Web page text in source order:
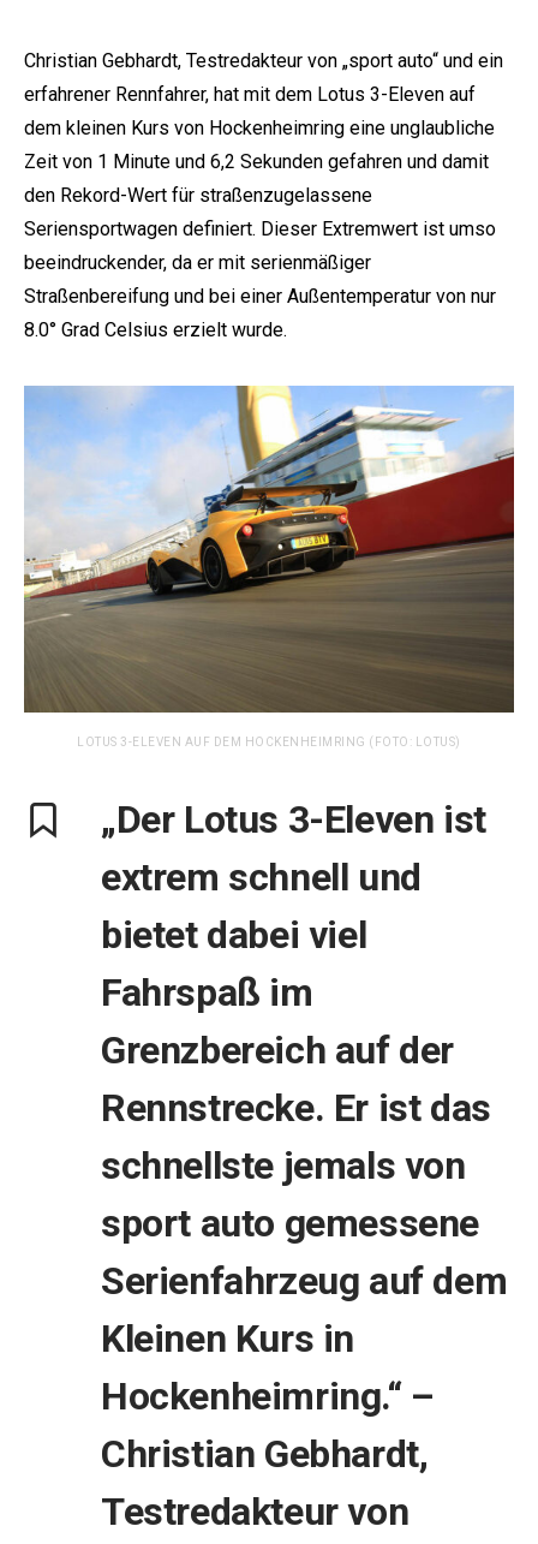
Christian Gebhardt, Testredakteur von „sport auto“ und ein
erfahrener Rennfahrer, hat mit dem Lotus 3-Eleven auf
dem kleinen Kurs von Hockenheimring eine unglaubliche
Zeit von 1 Minute und 6,2 Sekunden gefahren und damit
den Rekord-Wert für straßenzugelassene
Seriensportwagen definiert. Dieser Extremwert ist umso
beeindruckender, da er mit serienmäßiger
Straßenbereifung und bei einer Außentemperatur von nur
8.0° Grad Celsius erzielt wurde.
LOTUS 3-ELEVEN AUF DEM HOCKENHEIMRING (FOTO: LOTUS)
„Der Lotus 3-Eleven ist
extrem schnell und
bietet dabei viel
Fahrspaß im
Grenzbereich auf der
Rennstrecke. Er ist das
schnellste jemals von
sport auto gemessene
Serienfahrzeug auf dem
Kleinen Kurs in
Hockenheimring.“ –
Christian Gebhardt,
Testredakteur von